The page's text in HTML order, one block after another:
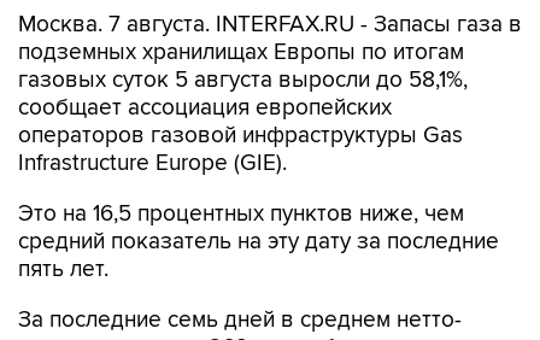
газовых суток 5 августа выросли до 58,1%,
сообщает ассоциация европейских
операторов газовой инфраструктуры Gas
Infrastructure Europe (GIE).
Это на 16,5 процентных пунктов ниже, чем
пять лет.
За последние семь дней в среднем нетто-
21,6% меньше среднего пятилетнего значения.